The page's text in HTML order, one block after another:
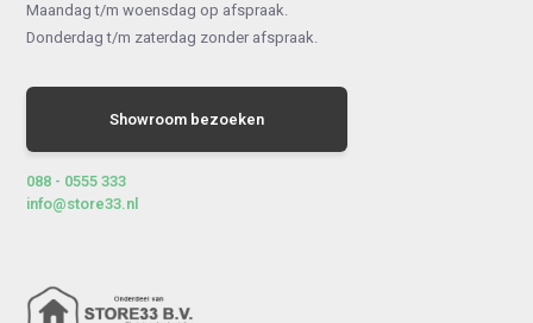
Maandag t/m woensdag op afspraak.
Donderdag t/m zaterdag zonder afspraak.
Showroom bezoeken
088 - 0555 333
info@store33.nl